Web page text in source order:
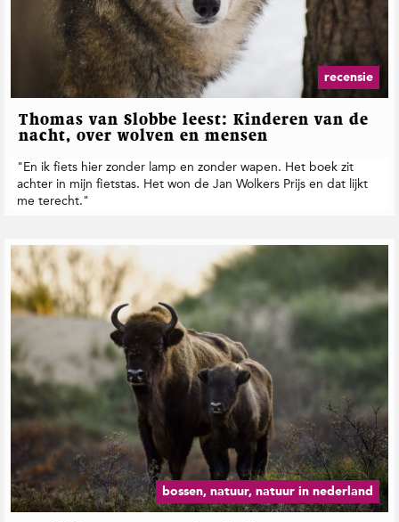
recensie
Thomas van Slobbe leest: Kinderen van de
nacht, over wolven en mensen
"En ik fiets hier zonder lamp en zonder wapen. Het boek zit
achter in mijn fietstas. Het won de Jan Wolkers Prijs en dat lijkt
me terecht."
bossen, natuur, natuur in nederland